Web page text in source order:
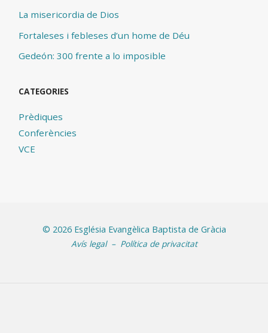
La misericordia de Dios
Fortaleses i febleses d’un home de Déu
Gedeón: 300 frente a lo imposible
CATEGORIES
Prèdiques
Conferències
VCE
© 2026 Església Evangèlica Baptista de Gràcia
Avís legal– Política de privacitat